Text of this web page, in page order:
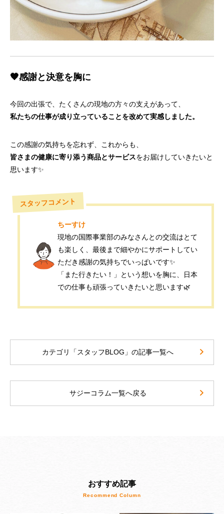
🧡感謝と決意を胸に
今回の出張で、たくさんの現地の方々の支えがあって、
私たちの仕事が成り立っていることを改めて実感しました。
この感謝の気持ちを忘れず、これからも、
皆さまの健康に寄り添う商品とサービスをお届けしていきたいと
思います✨
スタッフコメント
ちーすけ
現地の国際事業部のみなさんとの交流はとて
も楽しく、最後まで細やかにサポートしてい
ただき感謝の気持ちでいっぱいです✨
「また行きたい！」という想いを胸に、日本
での仕事も頑張っていきたいと思います🌿
カテゴリ「スタッフBLOG」の記事一覧へ
サジーコラム一覧へ戻る
おすすめ記事